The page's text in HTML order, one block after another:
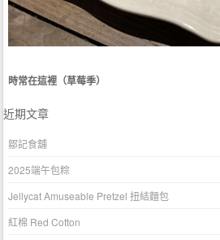
時常在這裡（草莓季）
近期文章
鄒記食舖
2025端午包粽
Jellycat Amuseable Pretzel 扭結麵包
紅棉 Red Cotton